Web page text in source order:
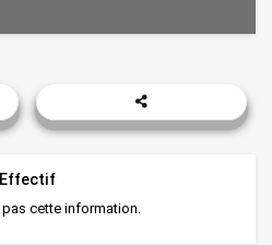
Effectif
pas cette information.